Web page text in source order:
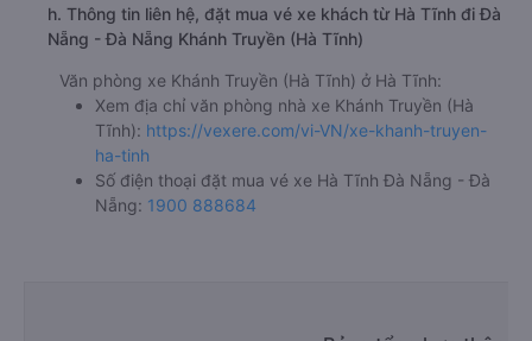
h. Thông tin liên hệ, đặt mua vé xe khách từ Hà Tĩnh đi Đà
Nẵng - Đà Nẵng Khánh Truyền (Hà Tĩnh)
Văn phòng xe Khánh Truyền (Hà Tĩnh) ở Hà Tĩnh:
Xem địa chỉ văn phòng nhà xe Khánh Truyền (Hà
Tĩnh): https://vexere.com/vi-VN/xe-khanh-truyen-
ha-tinh
Số điện thoại đặt mua vé xe Hà Tĩnh Đà Nẵng - Đà
Nẵng: 1900 888684